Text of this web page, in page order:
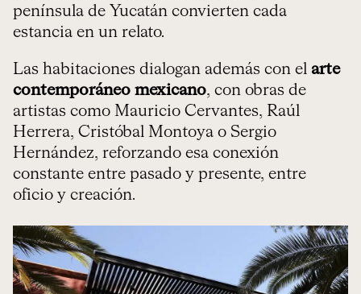
península de Yucatán convierten cada
estancia en un relato.
Las habitaciones dialogan además con el arte
contemporáneo mexicano, con obras de
artistas como Mauricio Cervantes, Raúl
Herrera, Cristóbal Montoya o Sergio
Hernández, reforzando esa conexión
constante entre pasado y presente, entre
oficio y creación.